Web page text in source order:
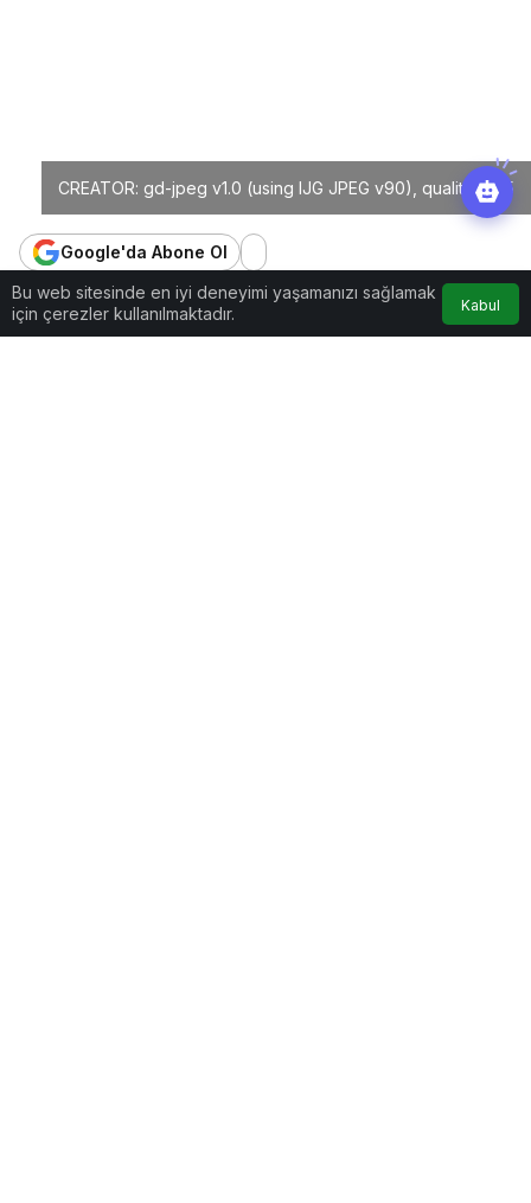
CREATOR: gd-jpeg v1.0 (using IJG JPEG v90), quality = 85
Google'da Abone Ol
0 Paylaş Beğen
Bu web sitesinde en iyi deneyimi yaşamanızı sağlamak
için çerezler kullanılmaktadır.
Kabul